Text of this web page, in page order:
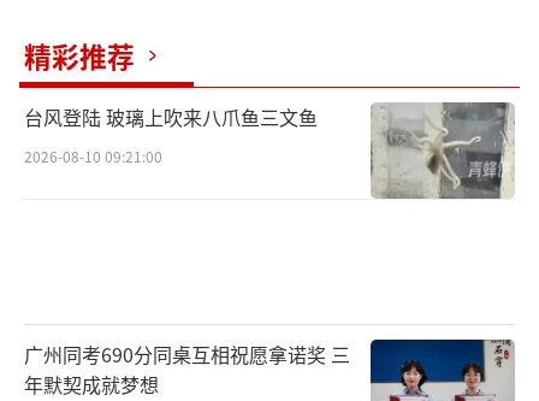
精彩推荐
台风登陆 玻璃上吹来八爪鱼三文鱼
2026-08-10 09:21:00
广州同考690分同桌互相祝愿拿诺奖 三
年默契成就梦想